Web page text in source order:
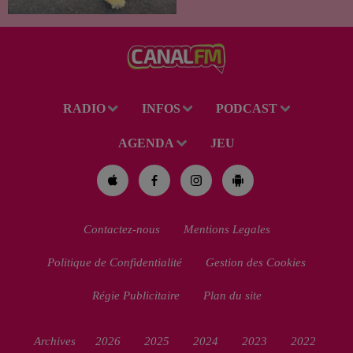
RADIO INFOS PODCAST
AGENDA JEU
Contactez-nous Mentions Legales
Politique de Confidentialité Gestion des Cookies
Régie Publicitaire Plan du site
Archives 2026 2025 2024 2023 2022